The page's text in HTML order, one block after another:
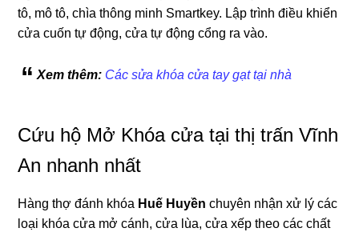
tô, mô tô, chìa thông minh Smartkey. Lập trình điều khiển
cửa cuốn tự động, cửa tự động cổng ra vào.
Xem thêm: Các sửa khóa cửa tay gạt tại nhà
Cứu hộ Mở Khóa cửa tại thị trấn Vĩnh
An nhanh nhất
Hàng thợ đánh khóa Huế Huyền chuyên nhận xử lý các
loại khóa cửa mở cánh, cửa lùa, cửa xếp theo các chất